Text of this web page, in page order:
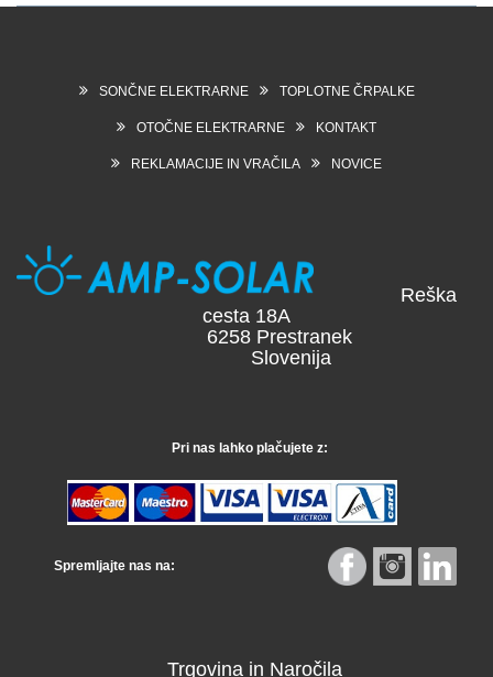
SONČNE ELEKTRARNE TOPLOTNE ČRPALKE
OTOČNE ELEKTRARNE KONTAKT
REKLAMACIJE IN VRAČILA NOVICE
Reška
cesta 18A
6258 Prestranek
Slovenija
Pri nas lahko plačujete z:
Spremljajte nas na:
Trgovina in Naročila